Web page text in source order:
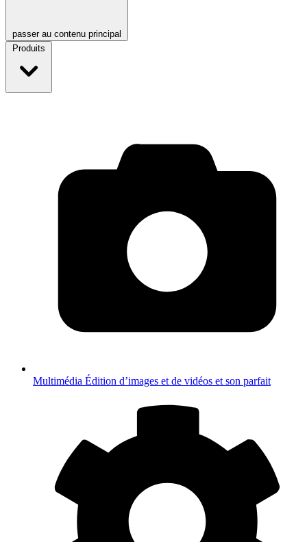
passer au contenu principal
Produits
Multimédia Édition d’images et de vidéos et son parfait